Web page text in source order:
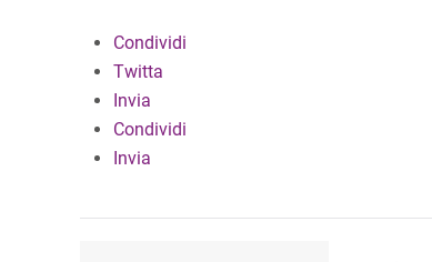
Condividi
Twitta
Invia
Condividi
Invia